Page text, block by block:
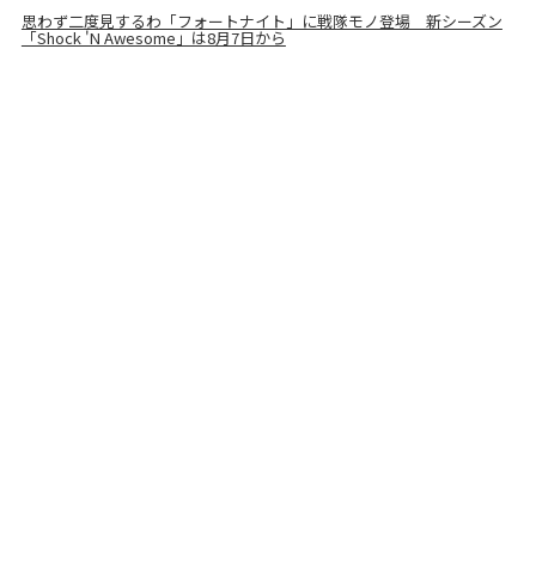
思わず二度見するわ「フォートナイト」に戦隊モノ登場 新シーズン
「Shock 'N Awesome」は8月7日から